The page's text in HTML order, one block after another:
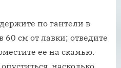
по гантели в
60 см от лавки; отведите
ее на скамью.